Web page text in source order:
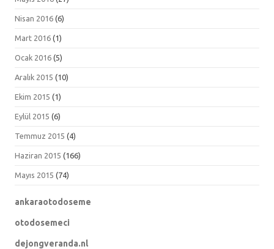
Nisan 2016 (6)
Mart 2016 (1)
Ocak 2016 (5)
Aralık 2015 (10)
Ekim 2015 (1)
Eylül 2015 (6)
Temmuz 2015 (4)
Haziran 2015 (166)
Mayıs 2015 (74)
ankaraotodoseme
otodosemeci
dejongveranda.nl